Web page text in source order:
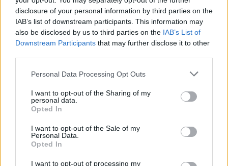
disclosure of your personal information by third parties on the
IAB’s list of downstream participants. This information may
also be disclosed by us to third parties on the IAB’s List of
Downstream Participants that may further disclose it to other
Please note that this website/app uses one or more Google
not limited to your visit or usage behaviour. You may click to
grant or deny consent to Google and its third-party tags to
use your data for below specified purposes in below Google
consent section.
Personal Data Processing Opt Outs
I want to opt-out of the Sharing of my
personal data.
Opted In
I want to opt-out of the Sale of my
Personal Data.
Opted In
I want to opt-out of processing my
δυσκόλεψε τους υποψηφίους, ο Μανώλης έγραψε 19,8
και κατάφερε να περάσει πρώτος στο Πολυτεχνείο του
ΑΠΘ. Άλλωστε, με τους βαθμούς του, μπαίνει σε όποια
Μηχανικών Υπολογιστών.
“Δεν σπαταλούσα καθόλου χρόνο όταν διάβαζα, ήμουν
απόλυτα συγκεντρωμένος, χρειάζεται διάβασμα
συστηματικό και συγκεντρωμένο, όταν το θέλεις σου
βγαίνει αυθόρμητα”, τόνισε.